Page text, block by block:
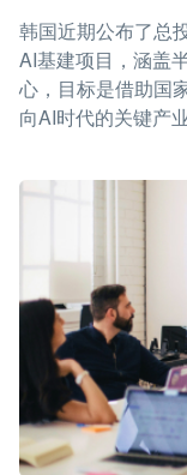
韩国近期公布了总
AI基建项目，涵盖
心，目标是借助国
向AI时代的关键产业